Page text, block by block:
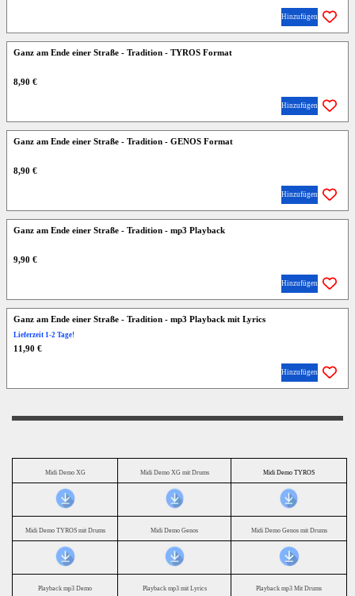
Hinzufügen
Ganz am Ende einer Straße - Tradition - TYROS Format
8,90 €
Hinzufügen
Ganz am Ende einer Straße - Tradition - GENOS Format
8,90 €
Hinzufügen
Ganz am Ende einer Straße - Tradition - mp3 Playback
9,90 €
Hinzufügen
Ganz am Ende einer Straße - Tradition - mp3 Playback mit Lyrics
Lieferzeit 1-2 Tage!
11,90 €
Hinzufügen
Midi Demo XG Midi Demo XG mit Drums Midi Demo TYROS
Midi Demo TYROS mit Drums Midi Demo Genos Midi Demo Genos mit Drums
Playback mp3 Demo Playback mp3 mit Lyrics Playback mp3 Mit Drums